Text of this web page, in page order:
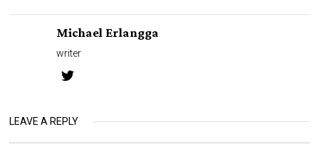
Michael Erlangga
writer
LEAVE A REPLY